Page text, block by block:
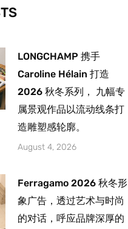
LONGCHAMP 携手
Caroline Hélain 打造
2026 秋冬系列， 九幅专
属景观作品以流动线条打
造雕塑感轮廓。
August 4, 2026
Ferragamo 2026 秋冬形
象广告，透过艺术与时尚
的对话，呼应品牌深厚的